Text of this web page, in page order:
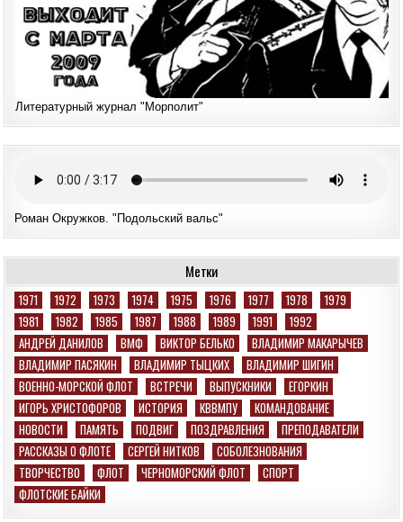
Литературный журнал "Морполит"
Роман Окружков. "Подольский вальс"
Метки
1971 1972 1973 1974 1975 1976 1977 1978
1979
1981
1982 1985 1987 1988 1989 1991
1992
АНДРЕЙ ДАНИЛОВ
ВМФ ВИКТОР БЕЛЬКО
ВЛАДИМИР МАКАРЫЧЕВ
ВЛАДИМИР ПАСЯКИН
ВЛАДИМИР ТЫЦКИХ
ВЛАДИМИР ШИГИН
ВОЕННО-МОРСКОЙ ФЛОТ
ВСТРЕЧИ ВЫПУСКНИКИ
ЕГОРКИН
ИГОРЬ ХРИСТОФОРОВ
ИСТОРИЯ КВВМПУ
КОМАНДОВАНИЕ
НОВОСТИ
ПАМЯТЬ ПОДВИГ ПОЗДРАВЛЕНИЯ
ПРЕПОДАВАТЕЛИ
РАССКАЗЫ О ФЛОТЕ
СЕРГЕЙ НИТКОВ
СОБОЛЕЗНОВАНИЯ
ТВОРЧЕСТВО
ФЛОТ ЧЕРНОМОРСКИЙ ФЛОТ
СПОРТ
ФЛОТСКИЕ БАЙКИ